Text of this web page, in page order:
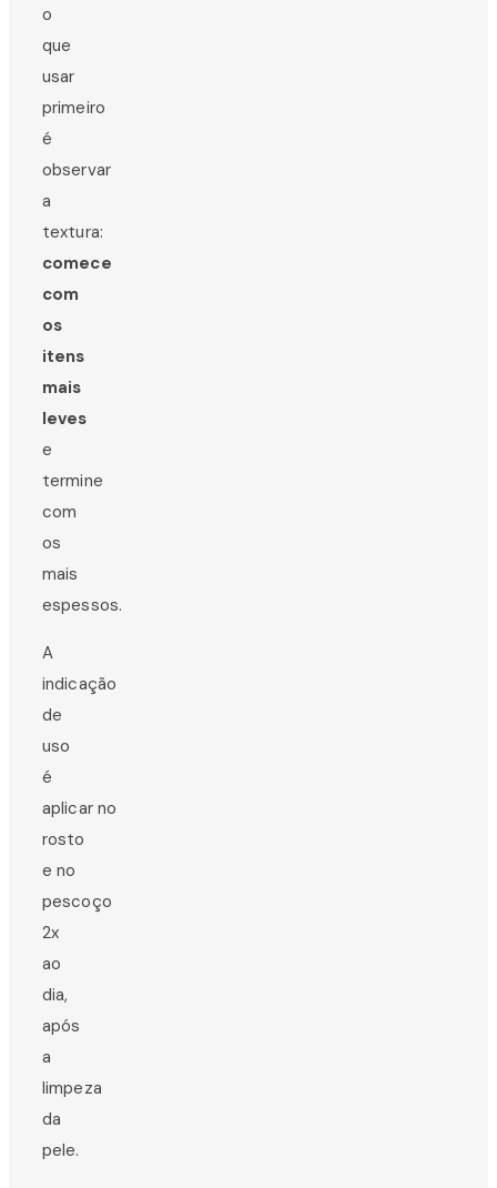
o
que
usar
primeiro
é
observar
a
textura:
comece
com
os
itens
mais
leves
e
termine
com
os
mais
espessos.
A
indicação
de
uso
é
aplicar no
rosto
e no
pescoço
2x
ao
dia,
após
a
limpeza
da
pele.